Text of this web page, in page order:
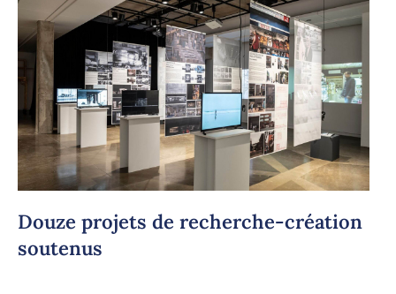
Douze projets de recherche-création
soutenus